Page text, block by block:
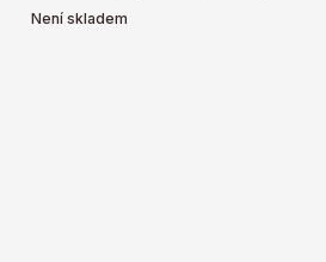
Není skladem